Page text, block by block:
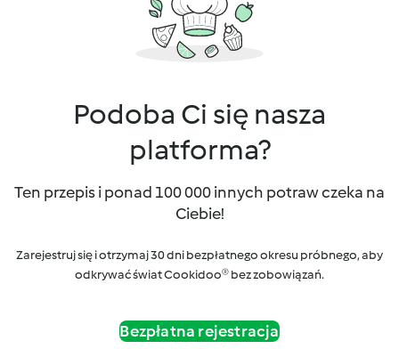
Podoba Ci się nasza
platforma?
Ten przepis i ponad 100 000 innych potraw czeka na
Ciebie!
Zarejestruj się i otrzymaj 30 dni bezpłatnego okresu próbnego, aby
odkrywać świat Cookidoo® bez zobowiązań.
Bezpłatna rejestracja